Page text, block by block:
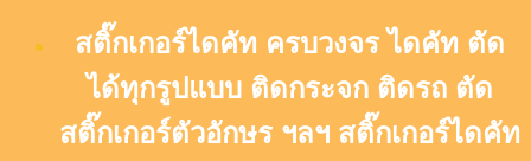
สติ๊กเกอร์ไดคัท ครบวงจร ไดคัท ตัด
ได้ทุกรูปแบบ ติดกระจก ติดรถ ตัด
สติ๊กเกอร์ตัวอักษร ฯลฯ สติ๊กเกอร์ไดคัท